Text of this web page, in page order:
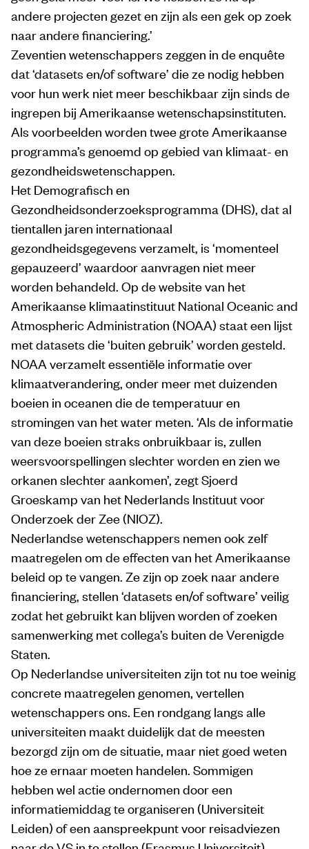
andere projecten gezet en zijn als een gek op zoek
naar andere financiering.’
Zeventien wetenschappers zeggen in de enquête
dat ‘datasets en/of software’ die ze nodig hebben
voor hun werk niet meer beschikbaar zijn sinds de
ingrepen bij Amerikaanse wetenschapsinstituten.
Als voorbeelden worden twee grote Amerikaanse
programma’s genoemd op gebied van klimaat- en
gezondheidswetenschappen.
Het Demografisch en
Gezondheidsonderzoeksprogramma (DHS), dat al
tientallen jaren internationaal
gezondheidsgegevens verzamelt, is ‘momenteel
gepauzeerd’ waardoor aanvragen niet meer
worden behandeld. Op de website van het
Amerikaanse klimaatinstituut National Oceanic and
Atmospheric Administration (NOAA) staat een lijst
met datasets die ‘buiten gebruik’ worden gesteld.
NOAA verzamelt essentiële informatie over
klimaatverandering, onder meer met duizenden
boeien in oceanen die de temperatuur en
stromingen van het water meten. ‘Als de informatie
van deze boeien straks onbruikbaar is, zullen
weersvoorspellingen slechter worden en zien we
orkanen slechter aankomen’, zegt Sjoerd
Groeskamp van het Nederlands Instituut voor
Onderzoek der Zee (NIOZ).
Nederlandse wetenschappers nemen ook zelf
maatregelen om de effecten van het Amerikaanse
beleid op te vangen. Ze zijn op zoek naar andere
financiering, stellen ‘datasets en/of software’ veilig
zodat het gebruikt kan blijven worden of zoeken
samenwerking met collega’s buiten de Verenigde
Staten.
Op Nederlandse universiteiten zijn tot nu toe weinig
concrete maatregelen genomen, vertellen
wetenschappers ons. Een rondgang langs alle
universiteiten maakt duidelijk dat de meesten
bezorgd zijn om de situatie, maar niet goed weten
hoe ze ernaar moeten handelen. Sommigen
hebben wel actie ondernomen door een
informatiemiddag te organiseren (Universiteit
Leiden) of een aanspreekpunt voor reisadviezen